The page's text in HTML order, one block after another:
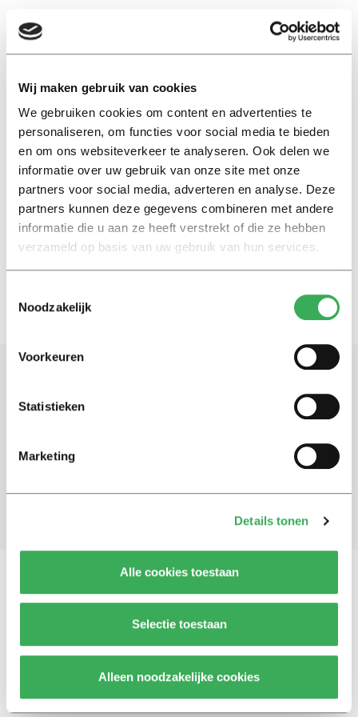
Wij maken gebruik van cookies
We gebruiken cookies om content en advertenties te
personaliseren, om functies voor social media te bieden
en om ons websiteverkeer te analyseren. Ook delen we
informatie over uw gebruik van onze site met onze
partners voor social media, adverteren en analyse. Deze
partners kunnen deze gegevens combineren met andere
informatie die u aan ze heeft verstrekt of die ze hebben
verzameld op basis van uw gebruik van hun services.
Noodzakelijk
Voorkeuren
Statistieken
Marketing
Details tonen
Alle cookies toestaan
Selectie toestaan
Alleen noodzakelijke cookies
EN
rechtsbescherming
Column
Het kabinet snijdt in de sociale
zekerheid, maar wie beschermt
de burger?
03 februari 2026
Blijf op de hoogte. Meld je aan voor de nieuwsbrief van
Aanmelden
Vragen, opmerkingen of tips?
© 2026 -Over ons Disclaimer Adverteren Werken bij Contact